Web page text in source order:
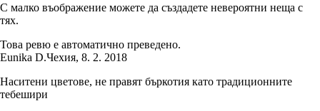
С малко въображение можете да създадете невероятни неща с
тях.
Това ревю е автоматично преведено.
Eunika D.Чехия, 8. 2. 2018
Наситени цветове, не правят бъркотия като традиционните
тебешири